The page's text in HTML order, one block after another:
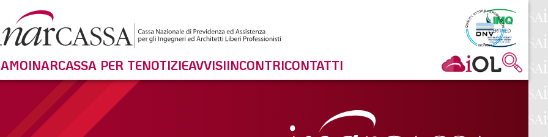
INARCASSA PER TENOTIZIEAVVISIINCONTRICONTATTI